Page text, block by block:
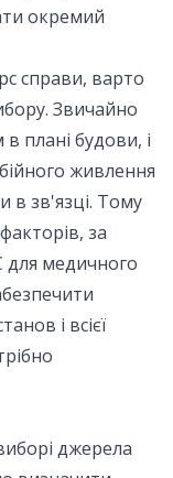
окремий
справи, варто
Звичайно
плані будови, і
живлення
зв'язці. Тому
за
для медичного
і всієї
джерела